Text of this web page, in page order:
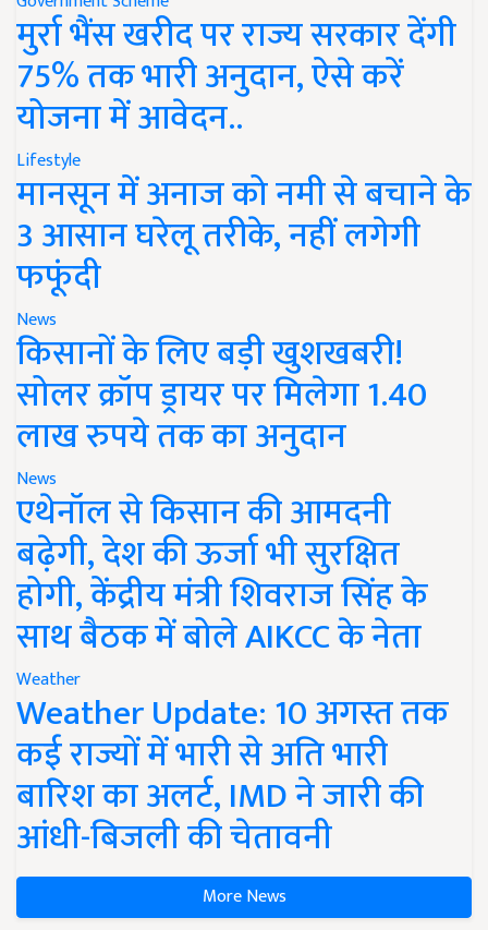
मुर्रा भैंस खरीद पर राज्य सरकार देंगी
75% तक भारी अनुदान, ऐसे करें
योजना में आवेदन..
Lifestyle
मानसून में अनाज को नमी से बचाने के
3 आसान घरेलू तरीके, नहीं लगेगी
फफूंदी
News
किसानों के लिए बड़ी खुशखबरी!
सोलर क्रॉप ड्रायर पर मिलेगा 1.40
लाख रुपये तक का अनुदान
News
एथेनॉल से किसान की आमदनी
बढ़ेगी, देश की ऊर्जा भी सुरक्षित
होगी, केंद्रीय मंत्री शिवराज सिंह के
साथ बैठक में बोले AIKCC के नेता
Weather
Weather Update: 10 अगस्त तक
कई राज्यों में भारी से अति भारी
बारिश का अलर्ट, IMD ने जारी की
आंधी-बिजली की चेतावनी
More News